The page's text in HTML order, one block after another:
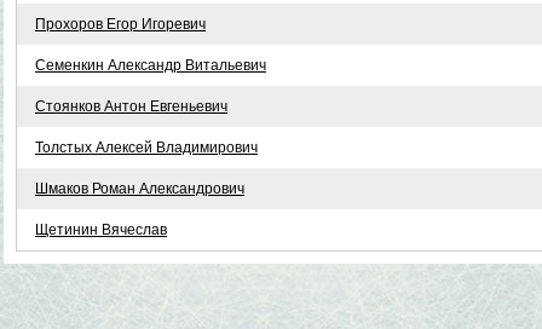
Прохоров Егор Игоревич
Семенкин Александр Витальевич
Стоянков Антон Евгеньевич
Толстых Алексей Владимирович
Шмаков Роман Александрович
Щетинин Вячеслав